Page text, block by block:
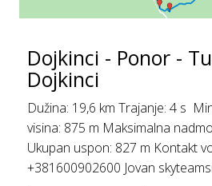
Dojkinci - Ponor -
Dojkinci
Dužina: 19,6 km Trajanje: 4 s
visina: 875 m Maksimalna
Ukupan uspon: 827 m Kontakt
+381600902600 Jovan